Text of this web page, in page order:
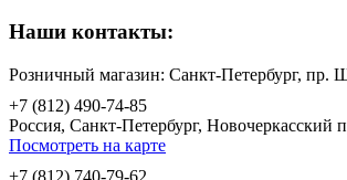
Наши контакты:
Розничный магазин: Санкт-Петербург,
+7 (812) 490-74-85
Россия, Санкт-Петербург, Новочеркасский
Посмотреть на карте
+7 (812) 740-79-62